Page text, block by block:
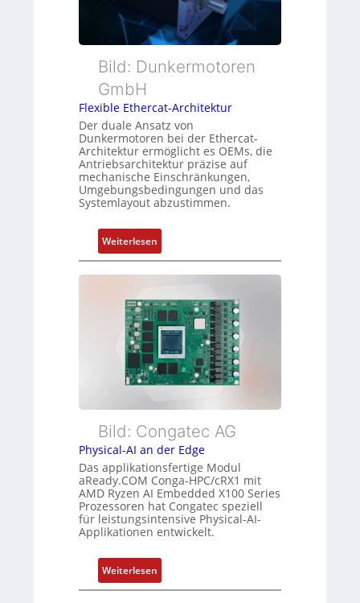
c
u
s
u
n
d
Z
u
s
n
ü
b
e
r
w
a
u
n
g
e
r
t
s
o
r
g
t
f
r
e
r
L
e
s
t
g
Bild: Dunkermotoren
GmbH
Flexible Ethercat-Architektur
Der duale Ansatz von
Dunkermotoren bei der Ethercat-
Architektur ermöglicht es OEMs, die
Antriebsarchitektur präzise auf
mechanische Einschränkungen,
Umgebungsbedingungen und das
Systemlayout abzustimmen.
Weiterlesen
F
l
x
i
l
e
t
h
e
c
a
t
-
r
c
h
Bild: Congatec AG
Physical-AI an der Edge
Das applikationsfertige Modul
aReady.COM Conga-HPC/cRX1 mit
AMD Ryzen AI Embedded X100 Series
Prozessoren hat Congatec speziell
für leistungsintensive Physical-AI-
Applikationen entwickelt.
Weiterlesen
P